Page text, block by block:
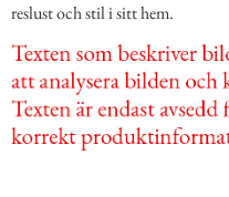
reslust och stil i sitt hem.